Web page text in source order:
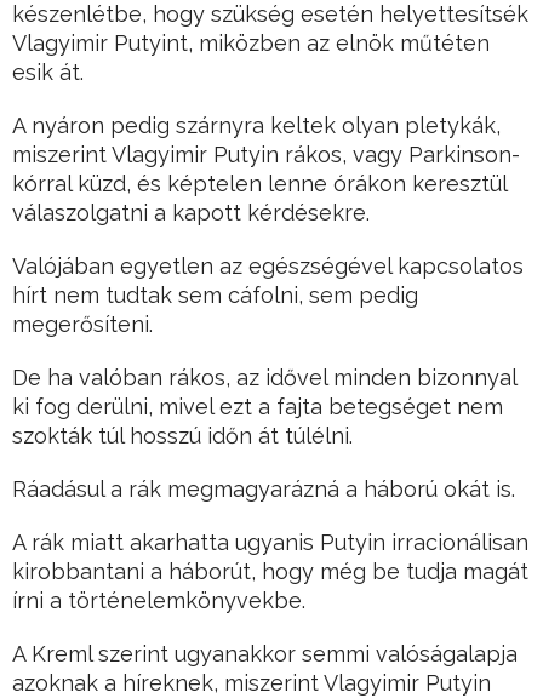
készenlétbe, hogy szükség esetén helyettesítsék
Vlagyimir Putyint, miközben az elnök műtéten
esik át.
A nyáron pedig szárnyra keltek olyan pletykák,
miszerint Vlagyimir Putyin rákos, vagy Parkinson-
kórral küzd, és képtelen lenne órákon keresztül
válaszolgatni a kapott kérdésekre.
Valójában egyetlen az egészségével kapcsolatos
hírt nem tudtak sem cáfolni, sem pedig
megerősíteni.
De ha valóban rákos, az idővel minden bizonnyal
ki fog derülni, mivel ezt a fajta betegséget nem
szokták túl hosszú időn át túlélni.
Ráadásul a rák megmagyarázná a háború okát is.
A rák miatt akarhatta ugyanis Putyin irracionálisan
kirobbantani a háborút, hogy még be tudja magát
írni a történelemkönyvekbe.
A Kreml szerint ugyanakkor semmi valóságalapja
azoknak a híreknek, miszerint Vlagyimir Putyin